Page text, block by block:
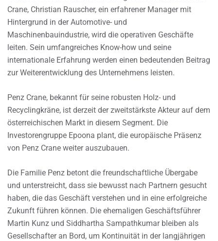
Crane, Christian Rauscher, ein erfahrener Manager mit
Hintergrund in der Automotive- und
Maschinenbauindustrie, wird die operativen Geschäfte
leiten. Sein umfangreiches Know-how und seine
internationale Erfahrung werden einen bedeutenden Beitrag
zur Weiterentwicklung des Unternehmens leisten.
Penz Crane, bekannt für seine robusten Holz- und
Recyclingkräne, ist derzeit der zweitstärkste Akteur auf dem
österreichischen Markt in diesem Segment. Die
Investorengruppe Epoona plant, die europäische Präsenz
von Penz Crane weiter auszubauen.
Die Familie Penz betont die freundschaftliche Übergabe
und unterstreicht, dass sie bewusst nach Partnern gesucht
haben, die das Geschäft verstehen und in eine erfolgreiche
Zukunft führen können. Die ehemaligen Geschäftsführer
Martin Kunz und Siddhartha Sampathkumar bleiben als
Gesellschafter an Bord, um Kontinuität in der langjährigen